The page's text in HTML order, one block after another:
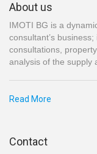
About us
IMOTI BG is a
consultant’s
consultations,
analysis of the supply
Read More
Contact